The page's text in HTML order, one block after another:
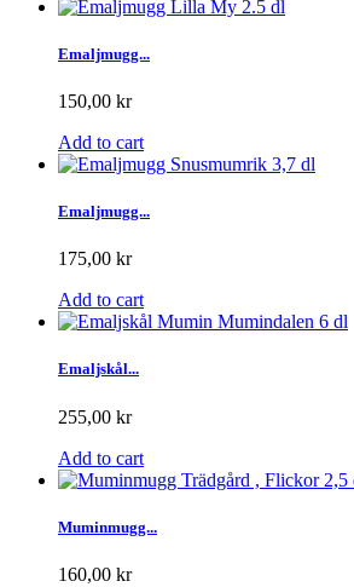
Emaljmugg...
150,00 kr
Add to cart
Emaljmugg...
175,00 kr
Add to cart
Emaljskål...
255,00 kr
Add to cart
Muminmugg...
160,00 kr